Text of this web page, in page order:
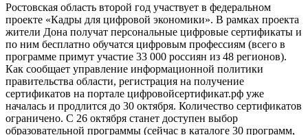
Ростовская область второй год участвует в федеральном
проекте «Кадры для цифровой экономики». В рамках проекта
жители Дона получат персональные цифровые сертификаты и
по ним бесплатно обучатся цифровым профессиям (всего в
программе примут участие 33 000 россиян из 48 регионов).
Как сообщает управление информационной политики
правительства области, регистрация на получение
сертификатов на портале цифровойсертификат.рф уже
началась и продлится до 30 октября. Количество сертификатов
ограничено. С 26 октября станет доступен выбор
образовательной программы (сейчас в каталоге 30 программ,